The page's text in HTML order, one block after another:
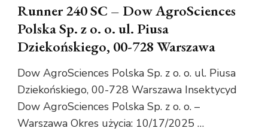
Runner 240 SC – Dow AgroSciences
Polska Sp. z o. o. ul. Piusa
Dziekońskiego, 00-728 Warszawa
Dow AgroSciences Polska Sp. z o. o. ul. Piusa
Dziekońskiego, 00-728 Warszawa Insektycyd
Dow AgroSciences Polska Sp. z o. o. –
Warszawa Okres użycia: 10/17/2025 …